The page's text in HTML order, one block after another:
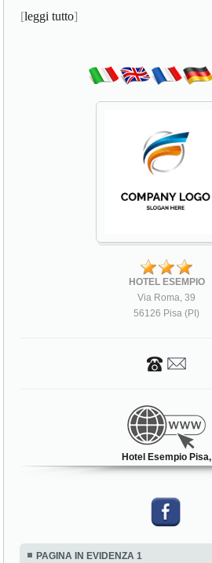
[leggi tutto]
HOTEL ESEMPIO
Via Roma, 39
56126 Pisa (PI)
Hotel Esempio Pisa,
PAGINA IN EVIDENZA 1